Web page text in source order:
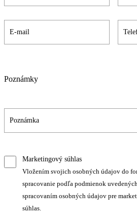
Poznámky
Marketingový súhlas
Vložením svojich osobných údajov do
spracovanie podľa podmienok uvedených
spracovaním osobných údajov pre
súhlas.